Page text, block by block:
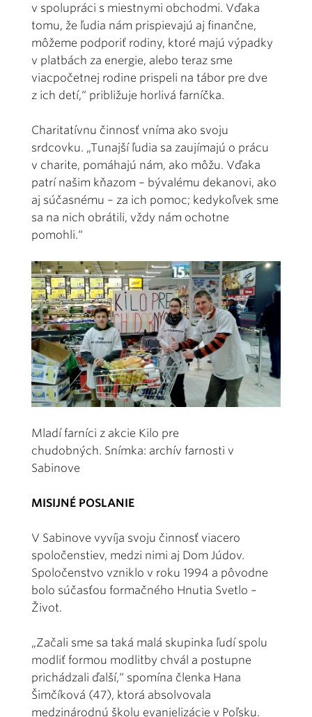
v spolupráci s miestnymi obchodmi. Vďaka
tomu, že ľudia nám prispievajú aj finančne,
môžeme podporiť rodiny, ktoré majú výpadky
v platbách za energie, alebo teraz sme
viacpočetnej rodine prispeli na tábor pre dve
z ich detí,“ približuje horlivá farníčka.
Charitatívnu činnosť vníma ako svoju
srdcovku. „Tunajší ľudia sa zaujímajú o prácu
v charite, pomáhajú nám, ako môžu. Vďaka
patrí našim kňazom – bývalému dekanovi, ako
aj súčasnému – za ich pomoc; kedykoľvek sme
sa na nich obrátili, vždy nám ochotne
pomohli.“
Mladí farníci z akcie Kilo pre
chudobných. Snímka: archív farnosti v
Sabinove
MISIJNÉ POSLANIE
V Sabinove vyvíja svoju činnosť viacero
spoločenstiev, medzi nimi aj Dom Júdov.
Spoločenstvo vzniklo v roku 1994 a pôvodne
bolo súčasťou formačného Hnutia Svetlo –
Život.
„Začali sme sa taká malá skupinka ľudí spolu
modliť formou modlitby chvál a postupne
prichádzali ďalší,“ spomína členka Hana
Šimčíková (47), ktorá absolvovala
medzinárodnú školu evanjelizácie v Poľsku.